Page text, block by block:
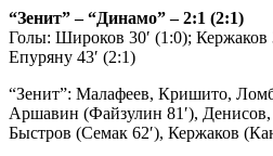
“Зенит” – “Динамо” – 2:1 (2:1)
Голы: Широков 30′ (1:0); Кержаков
Епуряну 43′ (2:1)
“Зенит”: Малафеев, Кришито,
Аршавин (Файзулин 81′),
Быстров (Семак 62′), Кержаков